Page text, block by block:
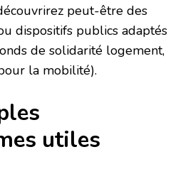
peut-être des
dispositifs publics adaptés
de solidarité logement,
la mobilité).
utiles